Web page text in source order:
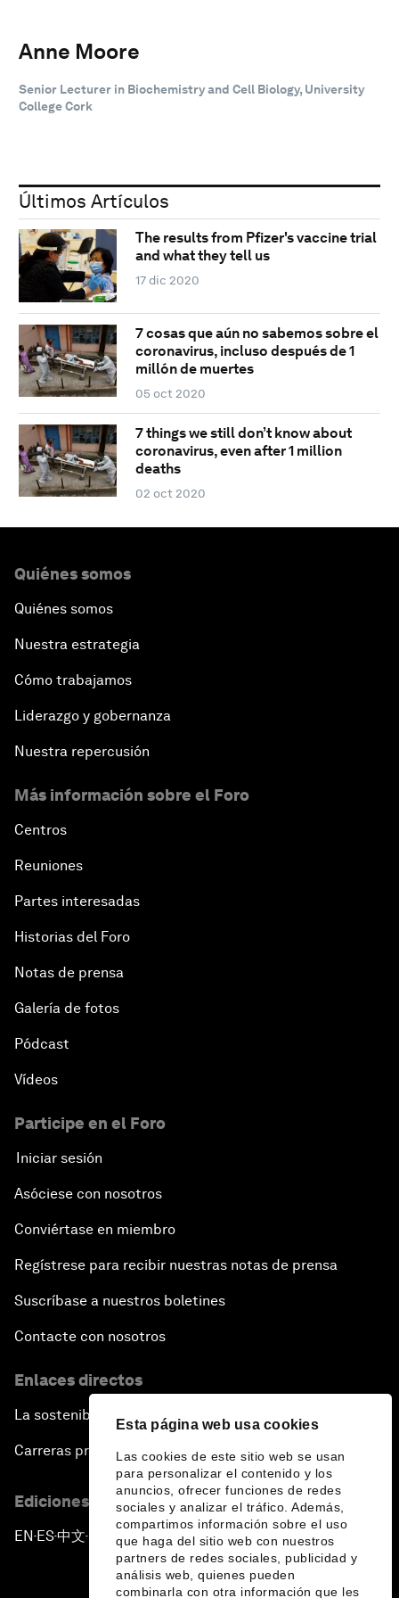
Esta página web usa cookies
Las cookies de este sitio web se usan
para personalizar el contenido y los
anuncios, ofrecer funciones de redes
sociales y analizar el tráfico. Además,
compartimos información sobre el uso
que haga del sitio web con nuestros
partners de redes sociales, publicidad y
análisis web, quienes pueden
combinarla con otra información que les
Anne Moore
Senior Lecturer in Biochemistry and Cell Biology, University
College Cork
Últimos Artículos
The results from Pfizer's vaccine trial
and what they tell us
17 dic 2020
7 cosas que aún no sabemos sobre el
coronavirus, incluso después de 1
millón de muertes
05 oct 2020
7 things we still don’t know about
coronavirus, even after 1 million
deaths
02 oct 2020
Quiénes somos
Quiénes somos
Nuestra estrategia
Cómo trabajamos
Liderazgo y gobernanza
Nuestra repercusión
Más información sobre el Foro
Centros
Reuniones
Partes interesadas
Historias del Foro
Notas de prensa
Galería de fotos
Pódcast
Vídeos
Participe en el Foro
Iniciar sesión
Asóciese con nosotros
Conviértase en miembro
Regístrese para recibir nuestras notas de prensa
Suscríbase a nuestros boletines
Contacte con nosotros
Enlaces directos
La sostenibilidad en el Foro
Carreras profesionales
Ediciones en otros idiomas
EN ▪ES▪中文▪ 日本語